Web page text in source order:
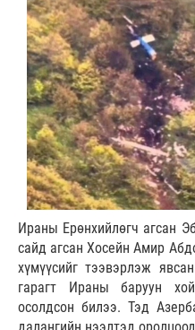
Ираны Ерөнхийлөгч агсан
сайд агсан Хосейн Амир
хүмүүсийг тээвэрлэж
гарагт Ираны баруун
осолдсон билээ. Тэд
далангийн нээлтэд